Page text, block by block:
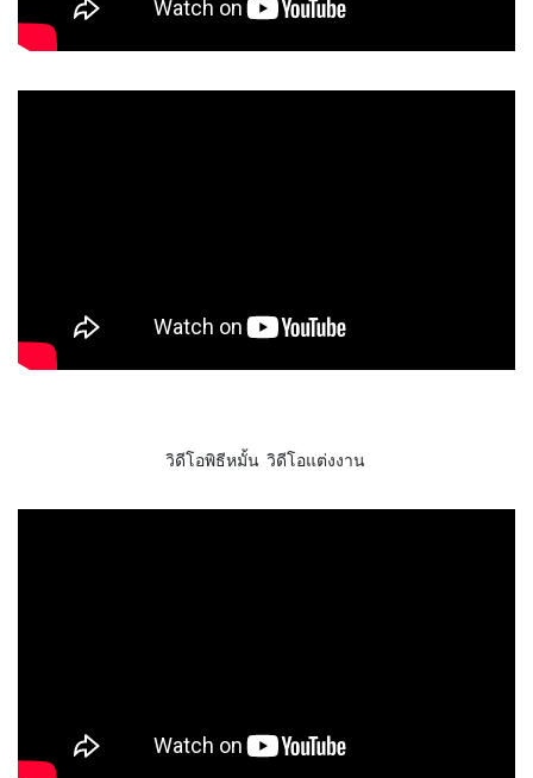
วิดีโอพิธีหมั้น วิดีโอแต่งงาน